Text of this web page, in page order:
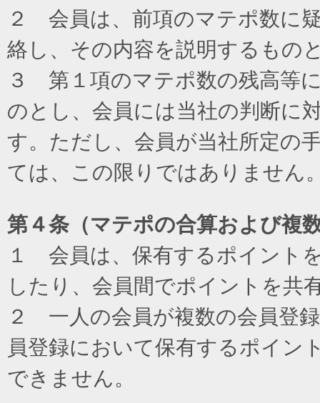
２ 会員は、前項のマテポ数に
絡し、その内容を説明するもの
３ 第１項のマテポ数の残高等
のとし、会員には当社の判断に
す。ただし、会員が当社所定の
ては、この限りではありません
第４条（マテポの合算および複
１ 会員は、保有するポイント
したり、会員間でポイントを共
２ 一人の会員が複数の会員登
員登録において保有するポイン
できません。